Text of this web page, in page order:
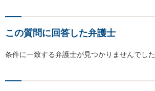
この質問に回答した弁護士
条件に一致する弁護士が見つかりませんでした